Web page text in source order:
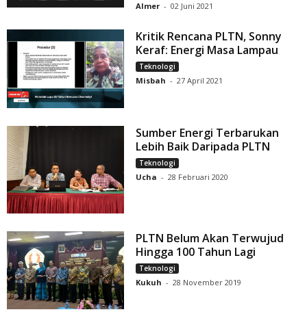
Almer - 02 Juni 2021
Kritik Rencana PLTN, Sonny
Keraf: Energi Masa Lampau
Teknologi
Misbah - 27 April 2021
Sumber Energi Terbarukan
Lebih Baik Daripada PLTN
Teknologi
Ucha - 28 Februari 2020
PLTN Belum Akan Terwujud
Hingga 100 Tahun Lagi
Teknologi
Kukuh - 28 November 2019